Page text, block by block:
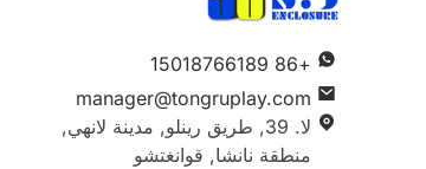
+86 15018766189
manager@tongruplay.com
لا. 39, طريق رينلو, مدينة لانهي,
منطقة نانشا, قوانغتشو